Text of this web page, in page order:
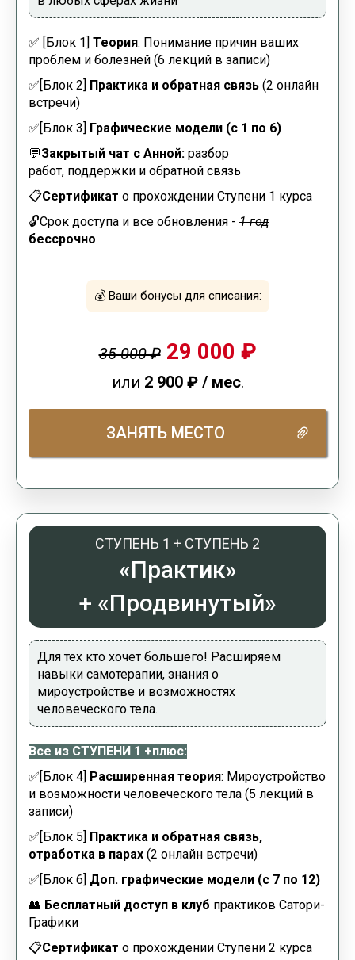
✅ [Блок 1] Теория. Понимание причин ваших
проблем и болезней (6 лекций в записи)
✅[Блок 2] Практика и обратная связь (2 онлайн
встречи)
✅[Блок 3] Графические модели (с 1 по 6)
💬Закрытый чат с Анной: разбор
работ, поддержки и обратной связь
📋Сертификат о прохождении Ступени 1 курса
🔓Срок доступа и все обновления - 1 год
бессрочно
💰Ваши бонусы для списания:
35 000 ₽ 29 000 ₽
или 2 900 ₽ / мес.
ЗАНЯТЬ МЕСТО
СТУПЕНЬ 1 + СТУПЕНЬ 2
«Практик»
+ «Продвинутый»
Для тех кто хочет большего! Расширяем
навыки самотерапии, знания о
мироустройстве и возможностях
человеческого тела.
Все из СТУПЕНИ 1 +плюс:
✅[Блок 4] Расширенная теория: Мироустройство
и возможности человеческого тела (5 лекций в
записи)
✅[Блок 5] Практика и обратная связь,
отработка в парах (2 онлайн встречи)
✅[Блок 6] Доп. графические модели (с 7 по 12)
👥 Бесплатный доступ в клуб практиков Сатори-
Графики
📋Сертификат о прохождении Ступени 2 курса